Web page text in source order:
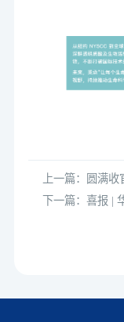
上一篇：圆满
幕，华熙生物
下一篇：喜报 |